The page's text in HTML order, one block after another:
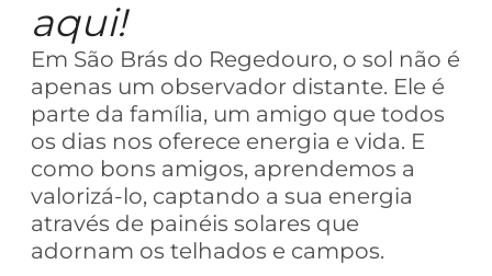
aqui!
Em São Brás do Regedouro, o sol não é
apenas um observador distante. Ele é
parte da família, um amigo que todos
os dias nos oferece energia e vida. E
como bons amigos, aprendemos a
valorizá-lo, captando a sua energia
através de painéis solares que
adornam os telhados e campos.